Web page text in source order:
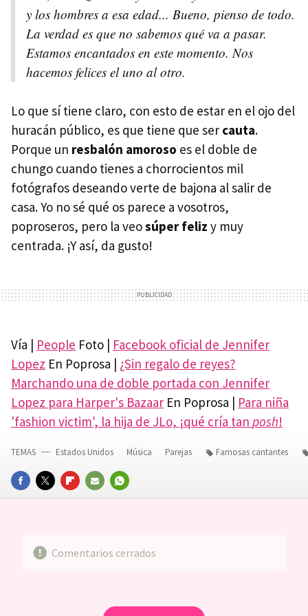
y los hombres a esa edad... Bueno, pienso de todo.
La verdad es que no sabemos qué va a pasar.
Estamos encantados en este momento. Nos
hacemos felices el uno al otro.
Lo que sí tiene claro, con esto de estar en el ojo del
huracán público, es que tiene que ser cauta.
Porque un resbalón amoroso es el doble de
chungo cuando tienes a chorrocientos mil
fotógrafos deseando verte de bajona al salir de
casa. Yo no sé qué os parece a vosotros,
poproseros, pero la veosúper feliz y muy
centrada. ¡Y así, da gusto!
Vía | People Foto | Facebook oficial de Jennifer
Lopez En Poprosa | ¿Sin regalo de reyes?
Marchando una de doble portada con Jennifer
Lopez para Harper's Bazaar En Poprosa | Para niña
'fashion victim', la hija de JLo, ¡qué cría tan posh!
FACEBOOKTWITTERFLIPBOARD
E-
WHATSAPP
TEMAS Estados Unidos Música Parejas Famosas cantantes
Comentarios cerrados